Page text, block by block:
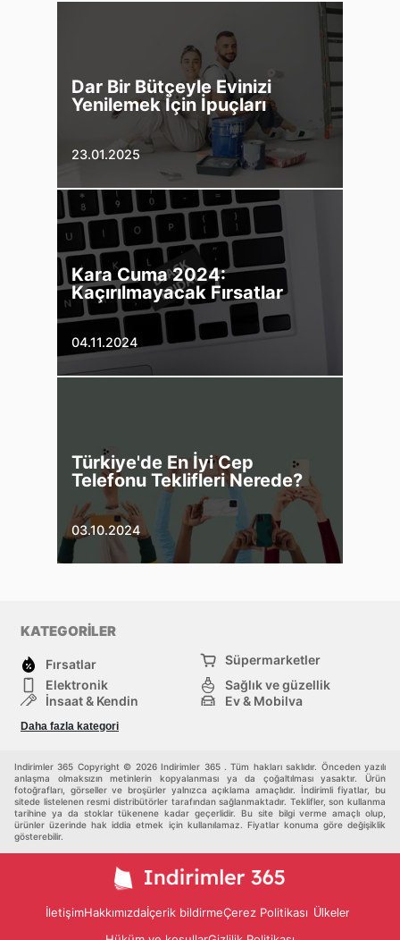
Dar Bir Bütçeyle Evinizi
Yenilemek İçin İpuçları
23.01.2025
Kara Cuma 2024:
Kaçırılmayacak Fırsatlar
04.11.2024
Türkiye'de En İyi Cep
Telefonu Teklifleri Nerede?
03.10.2024
KATEGORİLER
Fırsatlar
Süpermarketler
Elektronik
Sağlık ve güzellik
İnşaat & Kendin
Ev & Mobilya
Bebekler ve çocuklar
Daha fazla kategori
Indirimler 365 Copyright © 2026 Indirimler 365 . Tüm hakları saklıdır. Önceden yazılı
anlaşma olmaksızın metinlerin kopyalanması ya da çoğaltılması yasaktır. Ürün
fotoğrafları, görseller ve broşürler yalnızca açıklama amaçlıdır. İndirimli fiyatlar, bu
sitede listelenen resmi distribütörler tarafından sağlanmaktadır. Teklifler, son kullanma
tarihine ya da stoklar tükenene kadar geçerlidir. Bu site bilgi verme amaçlı olup,
ürünler üzerinde hak iddia etmek için kullanılamaz. Fiyatlar konuma göre değişiklik
gösterebilir.
İletişimHakkımızdaİçerik bildirmeÇerez Politikası Ülkeler